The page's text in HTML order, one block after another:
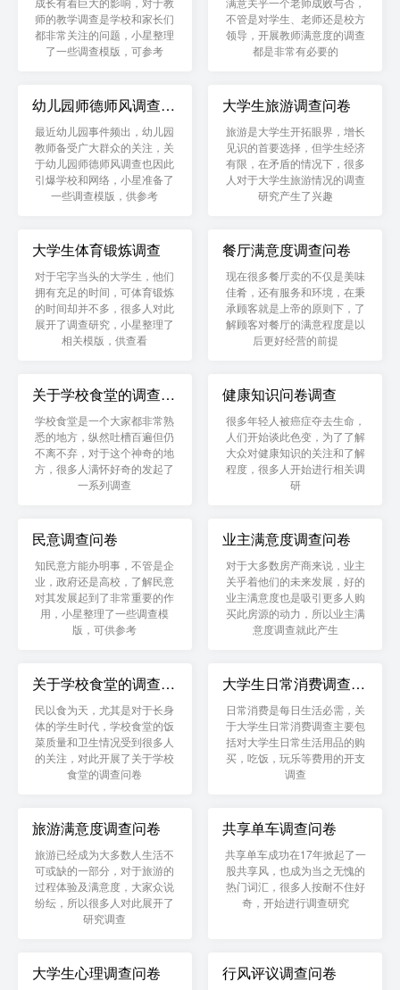
师的教学调查是学校和家长们
都非常关注的问题，小星整理
了一些调查模版，可参考
不管是对学生、老师还是校方
领导，开展教师满意度的调查
都是非常有必要的
幼儿园师德师风调查问
卷
最近幼儿园事件频出，幼儿园
教师备受广大群众的关注，关
于幼儿园师德师风调查也因此
引爆学校和网络，小星准备了
一些调查模版，供参考
大学生旅游调查问卷
旅游是大学生开拓眼界，增长
见识的首要选择，但学生经济
有限，在矛盾的情况下，很多
人对于大学生旅游情况的调查
研究产生了兴趣
大学生体育锻炼调查
对于宅字当头的大学生，他们
拥有充足的时间，可体育锻炼
的时间却并不多，很多人对此
展开了调查研究，小星整理了
相关模版，供查看
餐厅满意度调查问卷
现在很多餐厅卖的不仅是美味
佳肴，还有服务和环境，在秉
承顾客就是上帝的原则下，了
解顾客对餐厅的满意程度是以
后更好经营的前提
关于学校食堂的调查问
卷
学校食堂是一个大家都非常熟
悉的地方，纵然吐槽百遍但仍
不离不弃，对于这个神奇的地
方，很多人满怀好奇的发起了
一系列调查
健康知识问卷调查
很多年轻人被癌症夺去生命，
人们开始谈此色变，为了了解
大众对健康知识的关注和了解
程度，很多人开始进行相关调
研
民意调查问卷
知民意方能办明事，不管是企
业，政府还是高校，了解民意
对其发展起到了非常重要的作
用，小星整理了一些调查模
版，可供参考
业主满意度调查问卷
对于大多数房产商来说，业主
关乎着他们的未来发展，好的
业主满意度也是吸引更多人购
买此房源的动力，所以业主满
意度调查就此产生
关于学校食堂的调查问
卷
民以食为天，尤其是对于长身
体的学生时代，学校食堂的饭
菜质量和卫生情况受到很多人
的关注，对此开展了关于学校
食堂的调查问卷
大学生日常消费调查问
卷
日常消费是每日生活必需，关
于大学生日常消费调查主要包
括对大学生日常生活用品的购
买，吃饭，玩乐等费用的开支
调查
旅游满意度调查问卷
旅游已经成为大多数人生活不
可或缺的一部分，对于旅游的
过程体验及满意度，大家众说
纷纭，所以很多人对此展开了
研究调查
共享单车调查问卷
共享单车成功在17年掀起了一
股共享风，也成为当之无愧的
热门词汇，很多人按耐不住好
奇，开始进行调查研究
大学生心理调查问卷 行风评议调查问卷